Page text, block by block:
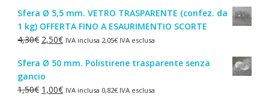
originale
era:
44,52€.
attuale
è:
38,00€.
Sfera Ø 5,5 mm. VETRO TRASPARENTE (confez. da
1 kg) OFFERTA FINO A ESAURIMENTIO SCORTE
4,30€ Il
originale
era:
4,30€.
2,50€Il
attuale
2,50€.
IVA inclusa 2,05€IVA esclusa
Sfera Ø 50 mm. Polistirene trasparente senza
gancio
1,50€ Il1,00€IlIVA inclusa 0,82€IVA esclusa